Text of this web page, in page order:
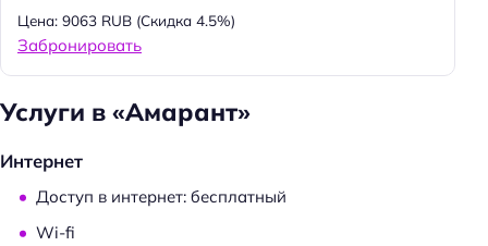
Цена: 9063 RUB (Скидка 4.5%)
Забронировать
Услуги в «Амарант»
Интернет
Доступ в интернет: бесплатный
Wi-fi